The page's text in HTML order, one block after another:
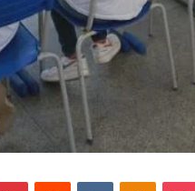
VK OK